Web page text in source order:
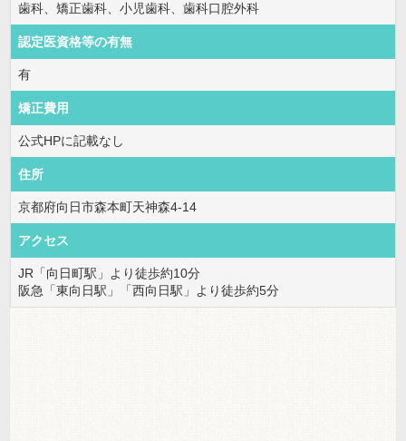
歯科、矯正歯科、小児歯科、歯科口腔外科
認定医資格等の有無
有
矯正費用
公式HPに記載なし
住所
京都府向日市森本町天神森4-14
アクセス
JR「向日町駅」より徒歩約10分
阪急「東向日駅」「西向日駅」より徒歩約5分